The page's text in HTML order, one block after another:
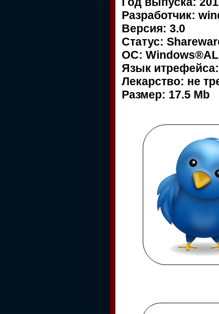
Разработчик:
Версия: 3.0
Статус:
ОС:
Язык
Лекарство: не
Размер: 17.5 Mb